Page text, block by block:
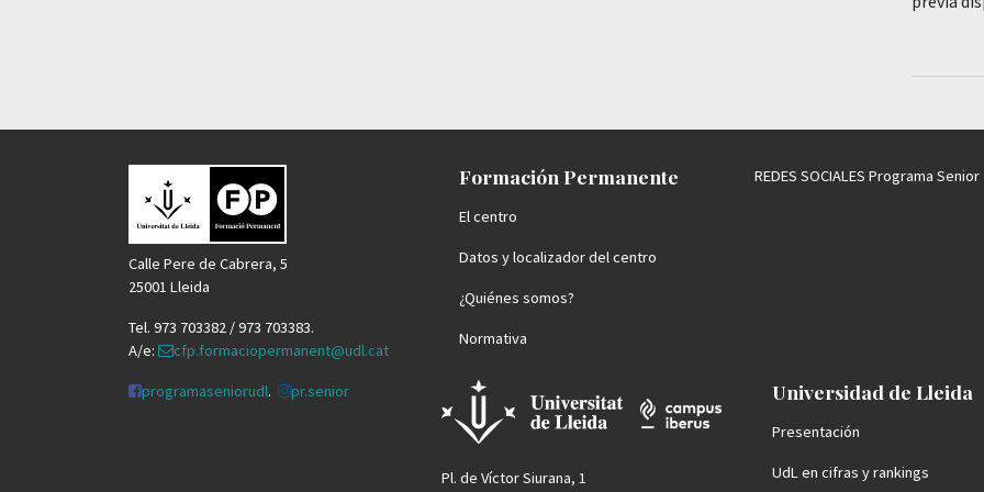
Calle Pere de Cabrera, 5
25001 Lleida
Tel. 973 703382 / 973 703383.
A/e:
cfp.formaciopermanent@udl.cat
Formación Permanente
El centro
Datos y localizador del centro
¿Quiénes somos?
Normativa
REDES SOCIALES Programa Senior
programaseniorudl. pr.senior
Pl. de Víctor Siurana, 1
Universidad de Lleida
Presentación
UdL en cifras y rankings